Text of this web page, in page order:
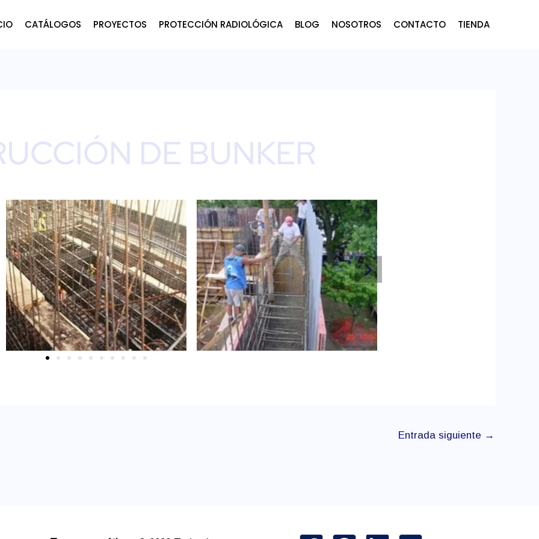
CATÁLOGOS PROYECTOS PROTECCIÓN RADIOLÓGICA BLOG NOSOTROS CONTACTO TIENDA
DE BUNKER
Entrada siguiente →